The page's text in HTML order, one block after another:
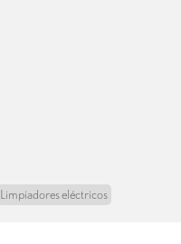
Limpiadores eléctricos